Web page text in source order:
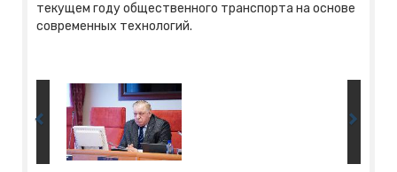
текущем году общественного транспорта на основе
современных технологий.